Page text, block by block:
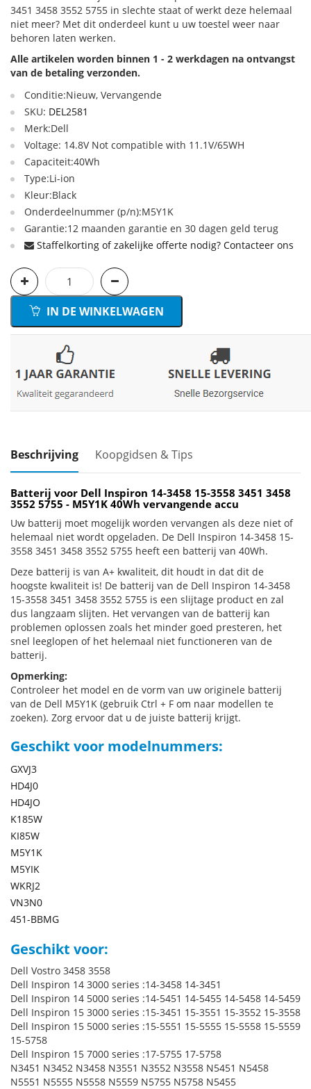
3451 3458 3552 5755 in slechte staat of werkt deze helemaal
niet meer? Met dit onderdeel kunt u uw toestel weer naar
behoren laten werken.
Alle artikelen worden binnen 1 - 2 werkdagen na ontvangst
van de betaling verzonden.
Conditie:Nieuw, Vervangende
SKU: DEL2581
Merk:Dell
Voltage: 14.8V Not compatible with 11.1V/65WH
Capaciteit:40Wh
Type:Li-ion
Kleur:Black
Onderdeelnummer (p/n):M5Y1K
Garantie:12 maanden garantie en 30 dagen geld terug
Staffelkorting of zakelijke offerte nodig? Contacteer ons
IN DE WINKELWAGEN
Beschrijving Koopgidsen & Tips
Batterij voor Dell Inspiron 14-3458 15-3558 3451 3458
3552 5755 - M5Y1K 40Wh vervangende accu
Uw batterij moet mogelijk worden vervangen als deze niet of
helemaal niet wordt opgeladen. De Dell Inspiron 14-3458 15-
3558 3451 3458 3552 5755 heeft een batterij van 40Wh.
Deze batterij is van A+ kwaliteit, dit houdt in dat dit de
hoogste kwaliteit is! De batterij van de Dell Inspiron 14-3458
15-3558 3451 3458 3552 5755 is een slijtage product en zal
dus langzaam slijten. Het vervangen van de batterij kan
problemen oplossen zoals het minder goed presteren, het
snel leeglopen of het helemaal niet functioneren van de
batterij.
Opmerking:
Controleer het model en de vorm van uw originele batterij
van de Dell M5Y1K (gebruik Ctrl + F om naar modellen te
zoeken). Zorg ervoor dat u de juiste batterij krijgt.
Geschikt voor modelnummers:
GXVJ3
HD4J0
HD4JO
K185W
KI85W
M5Y1K
M5YIK
WKRJ2
VN3N0
451-BBMG
Geschikt voor:
Dell Vostro 3458 3558
Dell Inspiron 14 3000 series :14-3458 14-3451
Dell Inspiron 14 5000 series :14-5451 14-5455 14-5458 14-5459
Dell Inspiron 15 3000 series :15-3451 15-3551 15-3552 15-3558
Dell Inspiron 15 5000 series :15-5551 15-5555 15-5558 15-5559
15-5758
Dell Inspiron 15 7000 series :17-5755 17-5758
N3451 N3452 N3458 N3551 N3552 N3558 N5451 N5458
N5551 N5555 N5558 N5559 N5755 N5758 N5455